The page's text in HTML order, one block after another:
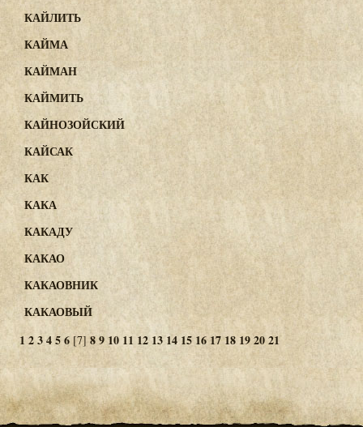
КАЙЛИТЬ
КАЙМА
КАЙМАН
КАЙМИТЬ
КАЙНОЗОЙСКИЙ
КАЙСАК
КАК
КАКА
КАКАДУ
КАКАО
КАКАОВНИК
КАКАОВЫЙ
1 23456 [7] 8910 1112 13 14 15 1617 18 192021